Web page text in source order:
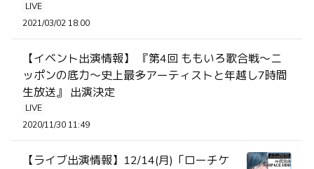
LIVE
2021/03/02 18:00
【イベント出演情報】 『第4回 ももいろ歌合戦〜ニ
ッポンの底力〜史上最多アーティストと年越し7時間
生放送』 出演決定
LIVE
2020/11/30 11:49
【ライブ出演情報】12/14(月)「ローチケ